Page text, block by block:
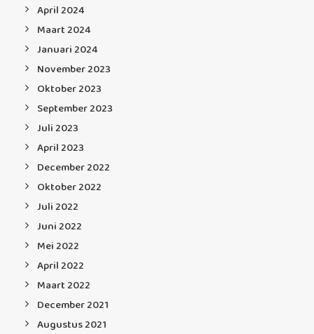
April 2024
Maart 2024
Januari 2024
November 2023
Oktober 2023
September 2023
Juli 2023
April 2023
December 2022
Oktober 2022
Juli 2022
Juni 2022
Mei 2022
April 2022
Maart 2022
December 2021
Augustus 2021